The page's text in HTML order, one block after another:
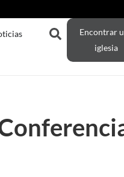
Encontrar
iglesia